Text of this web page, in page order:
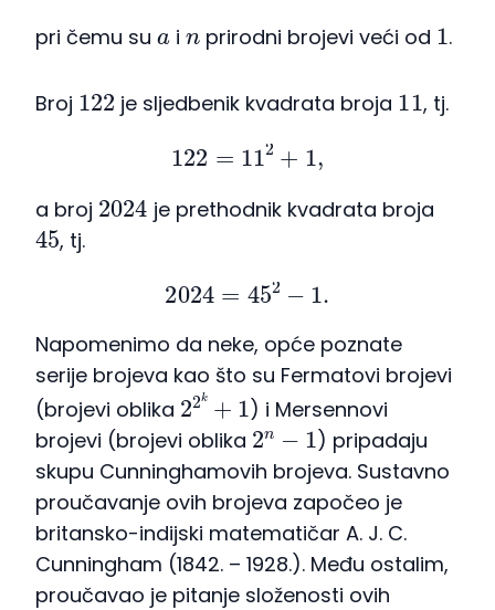
pri čemu su i prirodni brojevi veći od
1
.
Broj
122
je sljedbenik kvadrata broja
11
, tj.
122 =112 +
a broj
2024
je prethodnik kvadrata broja
45
, tj.
2024 45 1.
Napomenimo da neke, opće poznate
serije brojeva kao što su Fermatovi brojevi
(brojevi oblika
22 k+1
) i Mersennovi
brojevi (brojevi oblika
2n−1
) pripadaju
skupu Cunninghamovih brojeva. Sustavno
proučavanje ovih brojeva započeo je
britansko-indijski matematičar A. J. C.
Cunningham (1842. – 1928.). Među ostalim,
proučavao je pitanje složenosti ovih